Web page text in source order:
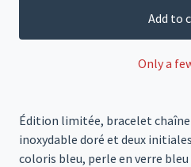
Add to
Only a
Édition limitée, bracelet
inoxydable doré et deux
coloris bleu, perle en verre